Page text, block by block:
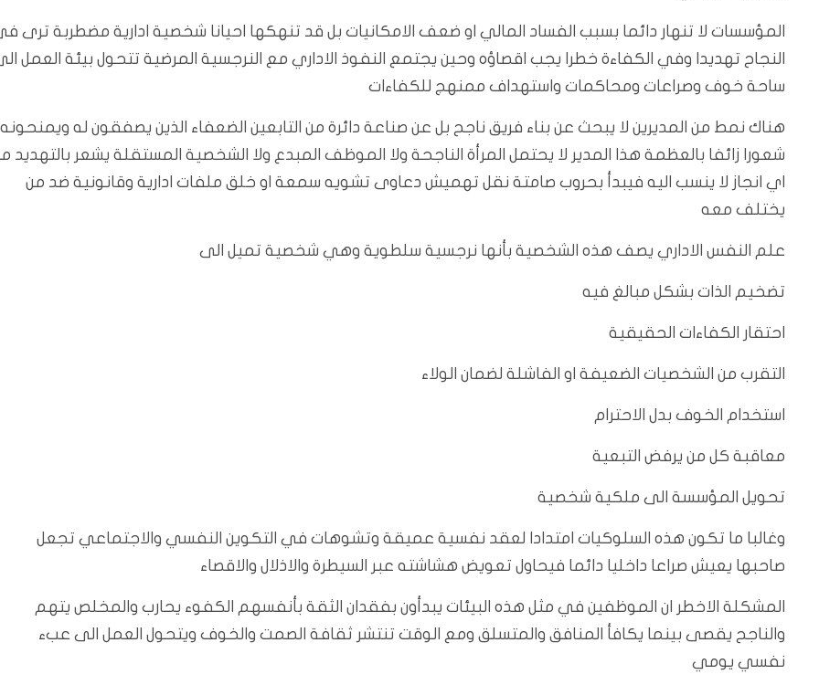
المؤسسات لا تنهار دائما بسبب الفساد المالي او ضعف الامكانيات بل قد تنهكها احيانا شخصية ادارية مضطربة ترى
النجاح تهديدا وفي الكفاءة خطرا يجب اقصاؤه وحين يجتمع النفوذ الاداري مع النرجسية المرضية تتحول بيئة العمل
ساحة خوف وصراعات ومحاكمات واستهداف ممنهج للكفاءات
هناك نمط من المديرين لا يبحث عن بناء فريق ناجح بل عن صناعة دائرة من التابعين الضعفاء الذين يصفقون له ويمنحونه
شعورا زائفا بالعظمة هذا المدير لا يحتمل المرأة الناجحة ولا الموظف المبدع ولا الشخصية المستقلة يشعر بالتهديد
اي انجاز لا ينسب اليه فيبدأ بحروب صامتة نقل تهميش دعاوى تشويه سمعة او خلق ملفات ادارية وقانونية ضد من
يختلف معه
علم النفس الاداري يصف هذه الشخصية بأنها نرجسية سلطوية وهي شخصية تميل الى
تضخيم الذات بشكل مبالغ فيه
احتقار الكفاءات الحقيقية
التقرب من الشخصيات الضعيفة او الفاشلة لضمان الولاء
استخدام الخوف بدل الاحترام
معاقبة كل من يرفض التبعية
تحويل المؤسسة الى ملكية شخصية
وغالبا ما تكون هذه السلوكيات امتدادا لعقد نفسية عميقة وتشوهات في التكوين النفسي والاجتماعي تجعل
صاحبها يعيش صراعا داخليا دائما فيحاول تعويض هشاشته عبر السيطرة والاذلال والاقصاء
المشكلة الاخطر ان الموظفين في مثل هذه البيئات يبدأون بفقدان الثقة بأنفسهم الكفوء يحارب والمخلص يتهم
والناجح يقصى بينما يكافأ المنافق والمتسلق ومع الوقت تنتشر ثقافة الصمت والخوف ويتحول العمل الى عبء
نفسي يومي